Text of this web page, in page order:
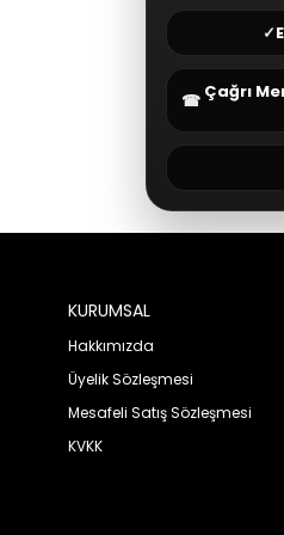
✓
☎ Çağrı
KURUMSAL
Hakkımızda
Üyelik Sözleşmesi
Mesafeli Satış Sözleşmesi
KVKK